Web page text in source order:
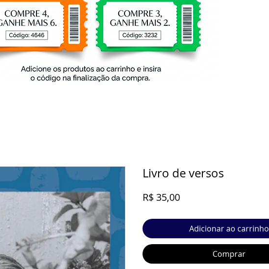
Livro de versos
R$ 35,00Preço
Adicionar ao carrinho
Comprar